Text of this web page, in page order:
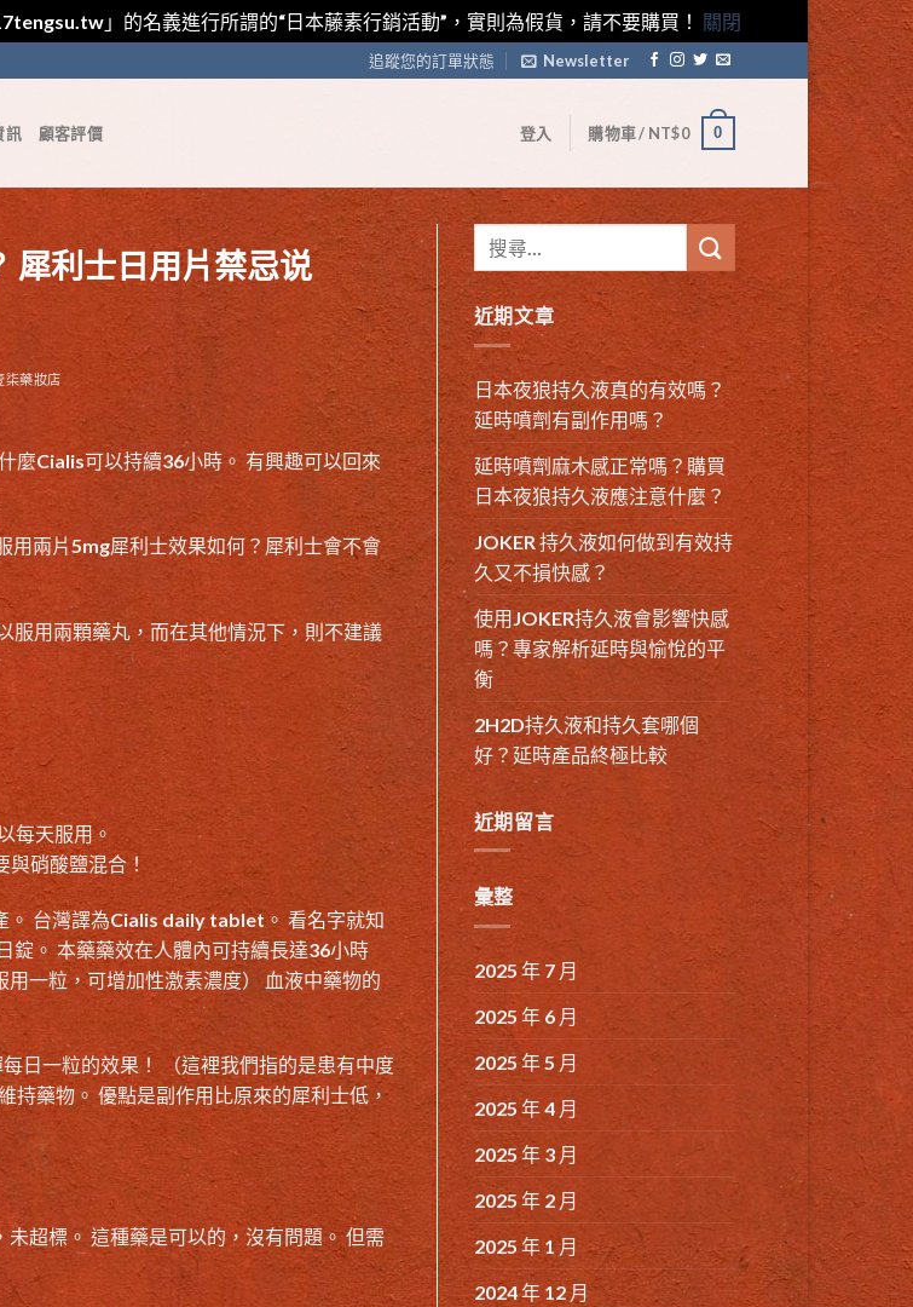
」的名義進行所謂的“日本藤素行銷活動”，實則為假貨，請不要購買！ 關閉
追蹤您的訂單狀態 Newsletter
訊 顧客評價 登入 購物車 / NT$0 0
犀利士日用片禁忌说
柒藥妝店
麼Cialis可以持續36小時。 有興趣可以回來
用兩片5mg犀利士效果如何 ？ 犀利士會不會
服用兩顆藥丸，而在其他情況下，則不建議
每天服用。
硝酸鹽混合！
台灣譯為Cialis daily tablet。 看名字就知
錠 。 本藥藥效在人體內可持續長達36小時
一粒，可增加性激素濃度） 血液中藥物的
日一粒的效果！ （這裡我們指的是患有中度
持藥物。 優點是副作用比原來的犀利士低，
超標。 這種藥是可以的，沒有問題。 但需
近期文章
日本夜狼持久液真的有效嗎？
延時噴劑有副作用嗎？
延時噴劑麻木感正常嗎？購買
日本夜狼持久液應注意什麼？
JOKER 持久液如何做到有效持
久又不損快感？
使用JOKER持久液會影響快感
嗎？專家解析延時與愉悅的平
衡
2H2D持久液和持久套哪個
好？延時產品終極比較
近期留言
彙整
2025 年 7 月
2025 年 6 月
2025 年 5 月
2025 年 4 月
2025 年 3 月
2025 年 2 月
2025 年 1 月
2024 年 12 月